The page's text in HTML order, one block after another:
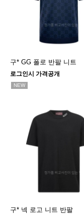
구* GG 폴로 반팔 니트
로그인시 가격공개
NEW
구* 넥 로고 니트 반팔